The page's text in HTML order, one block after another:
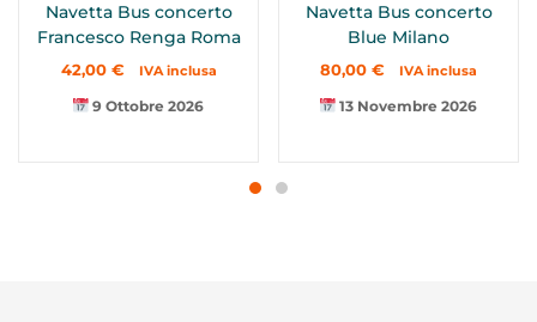
Navetta Bus concerto
Francesco Renga Roma
42,00 € IVA inclusa
9 Ottobre 2026
Navetta Bus concerto
Blue Milano
80,00 € IVA inclusa
13 Novembre 2026